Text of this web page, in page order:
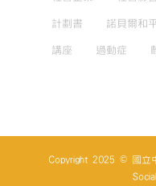
計劃書 諾貝爾和
講座 過動症
Copyright 2025 © 國立